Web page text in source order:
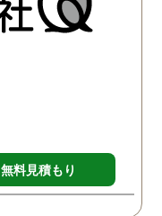
無料見積もり